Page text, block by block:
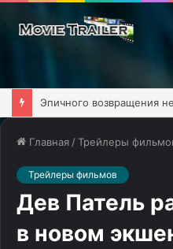
Главная /Трейлеры
Трейлеры фильмов
Дев Патель
в новом